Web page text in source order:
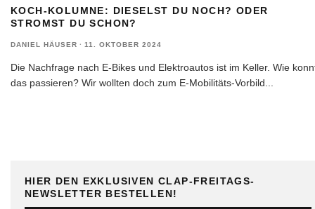
KOCH-KOLUMNE: DIESELST DU NOCH? ODER
STROMST DU SCHON?
DANIEL HÄUSER · 11. OKTOBER 2024
Die Nachfrage nach E-Bikes und Elektroautos ist im Keller. Wie
das passieren? Wir wollten doch zum E-Mobilitäts-Vorbild...
HIER DEN EXKLUSIVEN CLAP-FREITAGS-
NEWSLETTER BESTELLEN!